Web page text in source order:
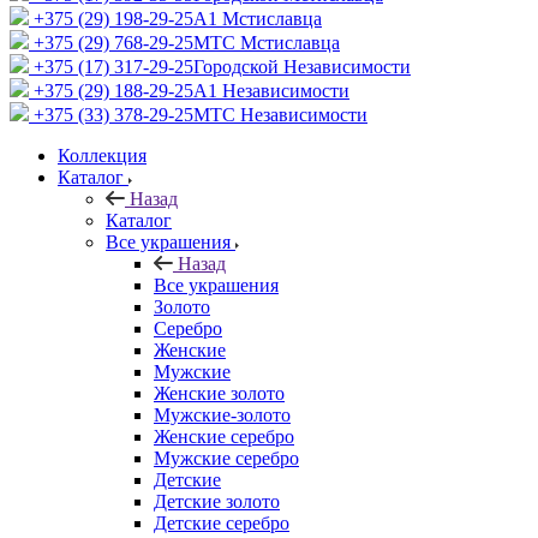
+375 (29) 198-29-25A1 Мстиславца
+375 (29) 768-29-25МТС Мстиславца
+375 (17) 317-29-25Городской Независимости
+375 (29) 188-29-25A1 Независимости
+375 (33) 378-29-25МТС Независимости
Коллекция
Каталог
Назад
Каталог
Все украшения
Назад
Все украшения
Золото
Серебро
Женские
Мужские
Женские золото
Мужские-золото
Женские серебро
Мужские серебро
Детские
Детские золото
Детские серебро